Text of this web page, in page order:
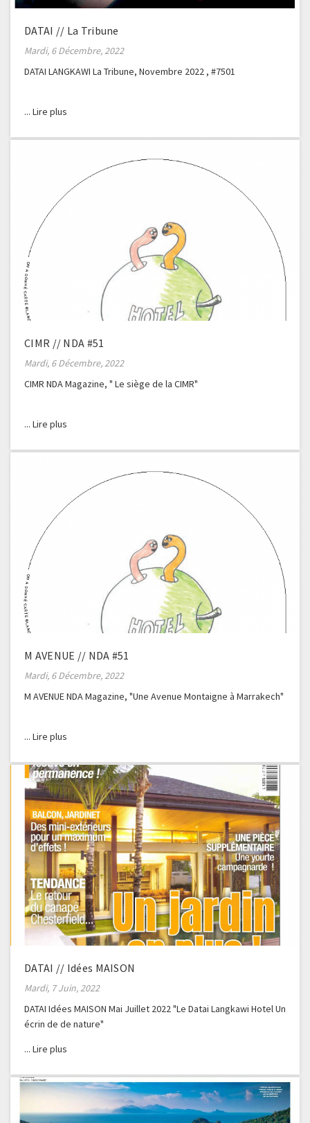
DATAI // La Tribune
Mardi, 6 Décembre, 2022
DATAI LANGKAWI La Tribune, Novembre 2022 , #7501
CIMR // NDA #51
Mardi, 6 Décembre, 2022
CIMR NDA Magazine, " Le siège de la CIMR"
M AVENUE // NDA #51
Mardi, 6 Décembre, 2022
M AVENUE NDA Magazine, "Une Avenue Montaigne à Marrakech"
DATAI // Idées MAISON
Mardi, 7 Juin, 2022
DATAI Idées MAISON Mai Juillet 2022 "Le Datai Langkawi Hotel Un
écrin de de nature"